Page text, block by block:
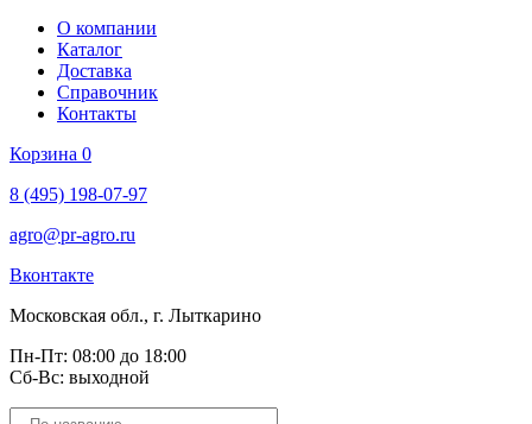
О компании
Каталог
Доставка
Справочник
Контакты
Корзина 0
8 (495) 198-07-97
agro@pr-agro.ru
Вконтакте
Московская обл., г. Лыткарино
Пн-Пт: 08:00 до 18:00
Сб-Вс: выходной
Поиск